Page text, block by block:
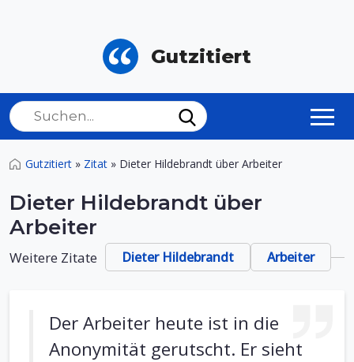
Gutzitiert
Gutzitiert » Zitat » Dieter Hildebrandt über Arbeiter
Dieter Hildebrandt über
Arbeiter
Weitere Zitate Dieter Hildebrandt Arbeiter
Der Arbeiter heute ist in die
Anonymität gerutscht. Er sieht